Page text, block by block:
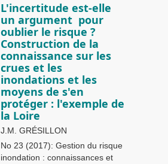
L'incertitude est-elle
un argument pour
oublier le risque ?
Construction de la
connaissance sur les
crues et les
inondations et les
moyens de s'en
protéger : l'exemple de
la Loire
J.M. GRÉSILLON
No 23 (2017): Gestion du risque
inondation : connaissances et